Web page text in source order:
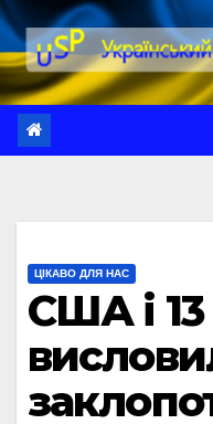
Перейти
до
вмісту
ЦІКАВО ДЛЯ НАС
США і 13